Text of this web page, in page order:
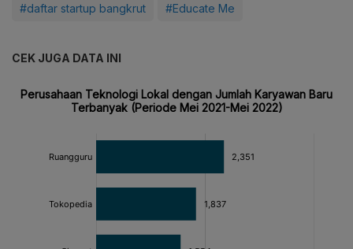
#daftar startup bangkrut #Educate Me
CEK JUGA DATA INI